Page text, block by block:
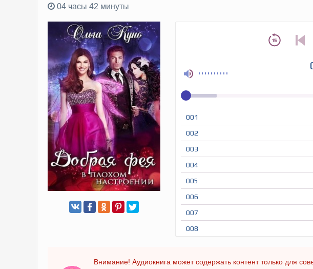
04 часы 42 минуты
001
002
003
004
005
006
007
008
010
Внимание! Аудиокнига может содержать контент только для